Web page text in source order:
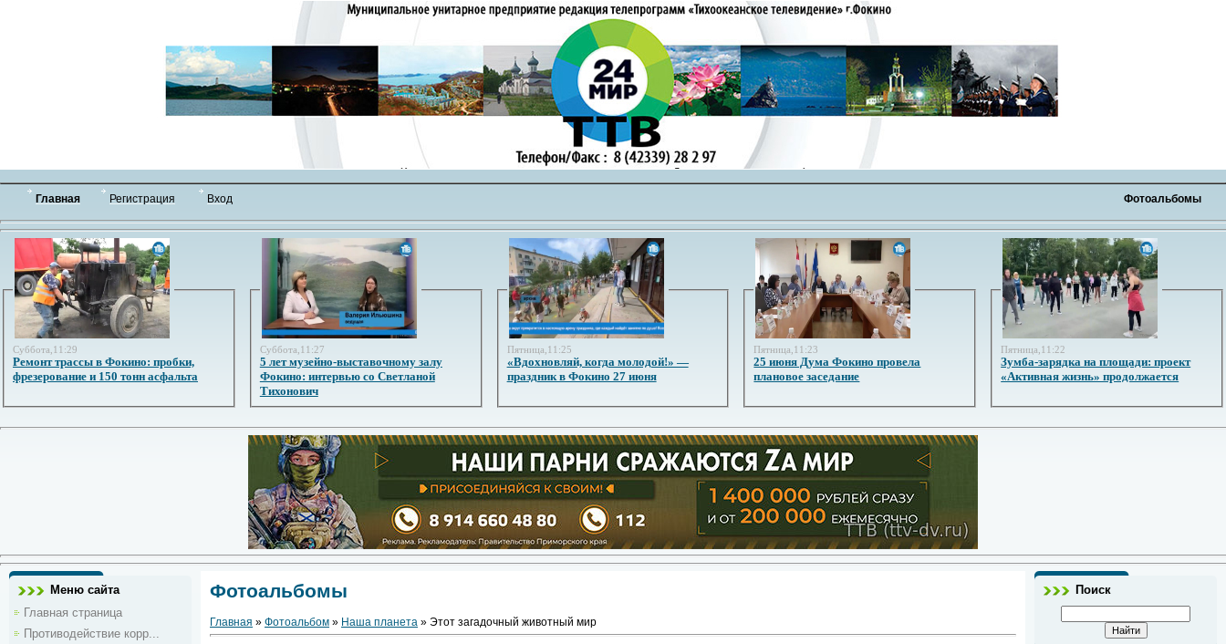
Главная Регистрация Вход Фотоальбомы
Суббота,11:29
Ремонт трассы в Фокино: пробки,
фрезерование и 150 тонн асфальта
Суббота,11:27
5 лет музейно-выставочному залу
Фокино: интервью со Светланой
Тихонович
Пятница,11:25
«Вдохновляй, когда молодой!» —
праздник в Фокино 27 июня
Пятница,11:23
25 июня Дума Фокино провела
плановое заседание
Пятница,11:22
Зумба-зарядка на площади: проект
«Активная жизнь» продолжается
Меню сайта
Главная страница
Противодействие корр...
Фотоальбомы
Главная » Фотоальбом » Наша планета » Этот загадочный животный мир
Поиск